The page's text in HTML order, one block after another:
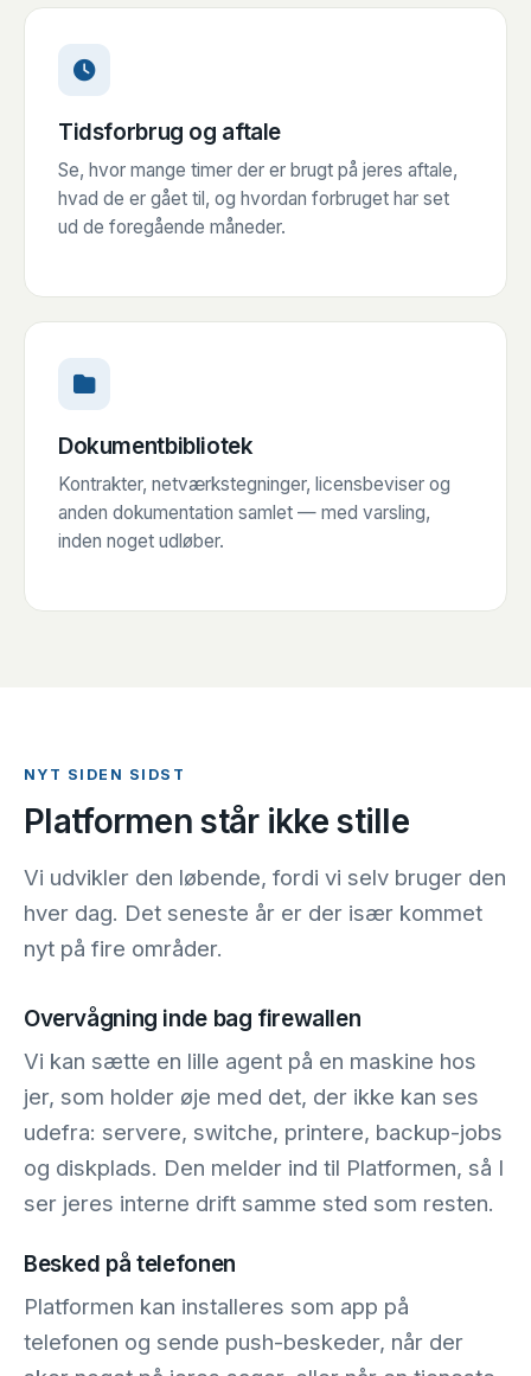
Tidsforbrug og aftale
Se, hvor mange timer der er brugt på jeres aftale,
hvad de er gået til, og hvordan forbruget har set
ud de foregående måneder.
Dokumentbibliotek
Kontrakter, netværkstegninger, licensbeviser og
anden dokumentation samlet — med varsling,
inden noget udløber.
NYT SIDEN SIDST
Platformen står ikke stille
Vi udvikler den løbende, fordi vi selv bruger den
hver dag. Det seneste år er der især kommet
nyt på fire områder.
Overvågning inde bag firewallen
Vi kan sætte en lille agent på en maskine hos
jer, som holder øje med det, der ikke kan ses
udefra: servere, switche, printere, backup-jobs
og diskplads. Den melder ind til Platformen, så I
ser jeres interne drift samme sted som resten.
Besked på telefonen
Platformen kan installeres som app på
telefonen og sende push-beskeder, når der